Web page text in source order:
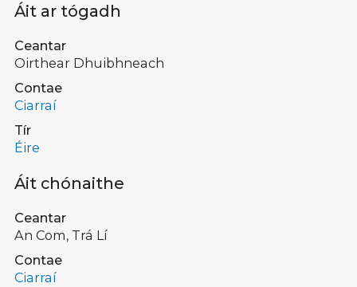
Áit ar tógadh
Ceantar
Oirthear Dhuibhneach
Contae
Ciarraí
Tír
Éire
Áit chónaithe
Ceantar
An Com, Trá Lí
Contae
Ciarraí